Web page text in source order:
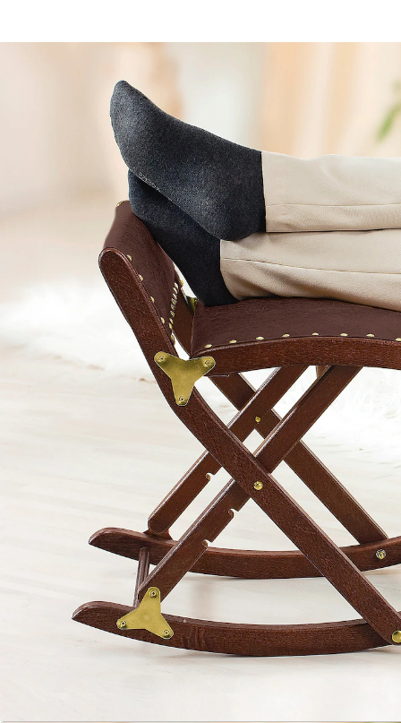
34,99 €
In den Warenkorb
Sofort lieferbar - in 2-3 Werktagen bei Ihnen
Leichte Wippbewegungen entspannen müde und
geschwollene Beine und verbessern nebenbei
Durchblutung und Lymphfluss. Aus massivem
Kiefernholz und MDF-Holzfaserplatte. Polsterung aus
feuerfestem Schaum.
platzsparend - nur 14,5 cm breit
Gestell: Kiefernholz und MDF-Holzfaserplatte
Bezug Nr. 1: 100% Polyurethan
Bezug Nr. 2: Lederimitat (PVC)
Polsterung: Schwamm
Gewicht: 2 kg